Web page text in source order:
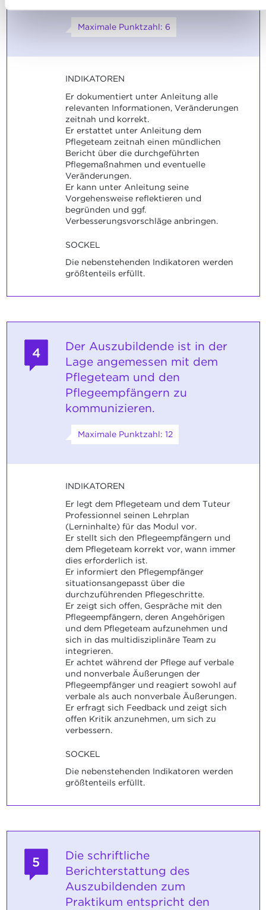
Maximale Punktzahl: 6
INDIKATOREN
Er dokumentiert unter Anleitung alle
relevanten Informationen, Veränderungen
zeitnah und korrekt.
Er erstattet unter Anleitung dem
Pflegeteam zeitnah einen mündlichen
Bericht über die durchgeführten
Pflegemaßnahmen und eventuelle
Veränderungen.
Er kann unter Anleitung seine
Vorgehensweise reflektieren und
begründen und ggf.
Verbesserungsvorschläge anbringen.
SOCKEL
Die nebenstehenden Indikatoren werden
größtenteils erfüllt.
4
Der Auszubildende ist in der
Lage angemessen mit dem
Pflegeteam und den
Pflegeempfängern zu
kommunizieren.
Maximale Punktzahl: 12
INDIKATOREN
Er legt dem Pflegeteam und dem Tuteur
Professionnel seinen Lehrplan
(Lerninhalte) für das Modul vor.
Er stellt sich den Pflegeempfängern und
dem Pflegeteam korrekt vor, wann immer
dies erforderlich ist.
Er informiert den Pflegempfänger
situationsangepasst über die
durchzuführenden Pflegeschritte.
Er zeigt sich offen, Gespräche mit den
Pflegeempfängern, deren Angehörigen
und dem Pflegeteam aufzunehmen und
sich in das multidisziplinäre Team zu
integrieren.
Er achtet während der Pflege auf verbale
und nonverbale Äußerungen der
Pflegeempfänger und reagiert sowohl auf
verbale als auch nonverbale Äußerungen.
Er erfragt sich Feedback und zeigt sich
offen Kritik anzunehmen, um sich zu
verbessern.
SOCKEL
Die nebenstehenden Indikatoren werden
größtenteils erfüllt.
5
Die schriftliche
Berichterstattung des
Auszubildenden zum
Praktikum entspricht den